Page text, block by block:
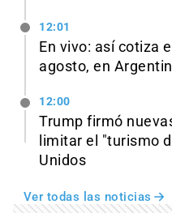
12:01
En vivo: así cotiza
agosto, en
12:00
Trump firmó
limitar el "turismo
Unidos
Ver todas las noticias